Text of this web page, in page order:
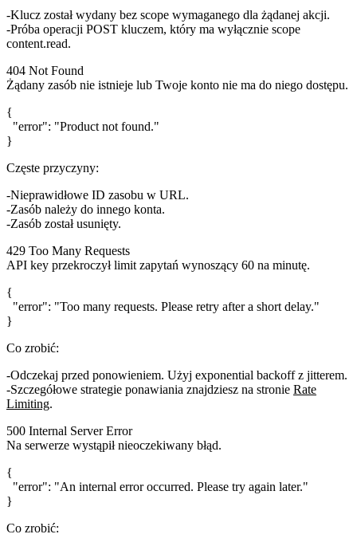
Klucz został wydany bez scope wymaganego dla żądanej akcji.
Próba operacji POST kluczem, który ma wyłącznie scope
content.read.
404 Not Found
Żądany zasób nie istnieje lub Twoje konto nie ma do niego dostępu.
{
  "error": "Product not found."
Częste przyczyny:
Nieprawidłowe ID zasobu w URL.
Zasób należy do innego konta.
Zasób został usunięty.
429 Too Many Requests
API key przekroczył limit zapytań wynoszący 60 na minutę.
{
  "error": "Too many requests. Please retry after a short delay."
Co zrobić:
Odczekaj przed ponowieniem. Użyj exponential backoff z jitterem.
Szczegółowe strategie ponawiania znajdziesz na stronie Rate
Limiting.
500 Internal Server Error
Na serwerze wystąpił nieoczekiwany błąd.
{
  "error": "An internal error occurred. Please try again later."
Co zrobić: